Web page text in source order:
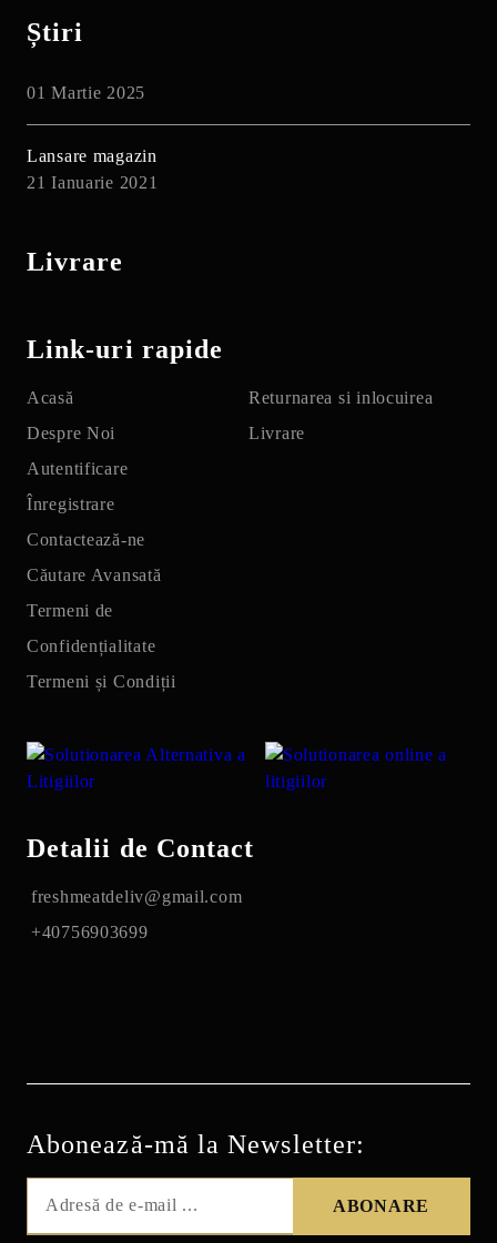
Știri
01 Martie 2025
Lansare magazin
21 Ianuarie 2021
Livrare
Link-uri rapide
Acasă
Despre Noi
Autentificare
Înregistrare
Contactează-ne
Căutare Avansată
Termeni de
Confidențialitate
Termeni și Condiții
Returnarea si inlocuirea
Livrare
Detalii de Contact
freshmeatdeliv@gmail.com
+40756903699
Abonează-mă la Newsletter: